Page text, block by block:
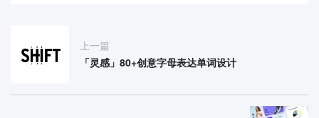
上一篇
「灵感」80+创意字母表达单词设计